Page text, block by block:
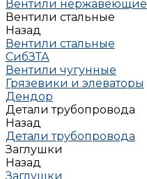
Вентили нержавеющие
Вентили стальные
Назад
Вентили стальные
СибЗТА
Вентили чугунные
Грязевики и элеваторы
Дендор
Детали трубопровода
Назад
Детали трубопровода
Заглушки
Назад
Заглушки